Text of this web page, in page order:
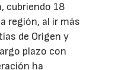
cubriendo 18
región, al ir más
de Origen y
plazo con
ha